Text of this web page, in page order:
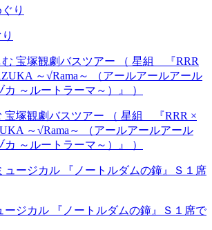
宝塚観劇バスツアー （ 星組 『RRR ×
～√Rama～ （アールアールアール
～ルートラーマ～）』 ）
ージカル 『ノートルダムの鐘』Ｓ１席で